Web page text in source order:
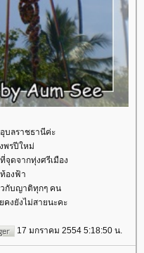
บลราชธานีค่ะ
พรปีใหม่
ดจากทุ่งศรีเมือง
องฟ้า
วกับญาติทุกๆ คน
คงยังไม่สายนะคะ
17 มกราคม 2554 5:18:50 น.